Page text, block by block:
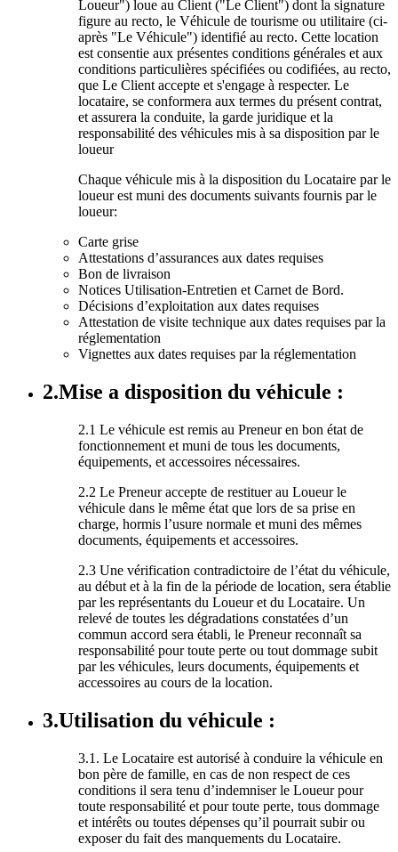
Loueur") loue au Client ("Le Client") dont la signature
figure au recto, le Véhicule de tourisme ou utilitaire (ci-
après "Le Véhicule") identifié au recto. Cette location
est consentie aux présentes conditions générales et aux
conditions particulières spécifiées ou codifiées, au recto,
que Le Client accepte et s'engage à respecter. Le
locataire, se conformera aux termes du présent contrat,
et assurera la conduite, la garde juridique et la
responsabilité des véhicules mis à sa disposition par le
loueur
Chaque véhicule mis à la disposition du Locataire par le
loueur est muni des documents suivants fournis par le
loueur:
Carte grise
Attestations d’assurances aux dates requises
Bon de livraison
Notices Utilisation-Entretien et Carnet de Bord.
Décisions d’exploitation aux dates requises
Attestation de visite technique aux dates requises par la
réglementation
Vignettes aux dates requises par la réglementation
2.Mise a disposition du véhicule :
2.1 Le véhicule est remis au Preneur en bon état de
fonctionnement et muni de tous les documents,
équipements, et accessoires nécessaires.
2.2 Le Preneur accepte de restituer au Loueur le
véhicule dans le même état que lors de sa prise en
charge, hormis l’usure normale et muni des mêmes
documents, équipements et accessoires.
2.3 Une vérification contradictoire de l’état du véhicule,
au début et à la fin de la période de location, sera établie
par les représentants du Loueur et du Locataire. Un
relevé de toutes les dégradations constatées d’un
commun accord sera établi, le Preneur reconnaît sa
responsabilité pour toute perte ou tout dommage subit
par les véhicules, leurs documents, équipements et
accessoires au cours de la location.
3.Utilisation du véhicule :
3.1. Le Locataire est autorisé à conduire la véhicule en
bon père de famille, en cas de non respect de ces
conditions il sera tenu d’indemniser le Loueur pour
toute responsabilité et pour toute perte, tous dommage
et intérêts ou toutes dépenses qu’il pourrait subir ou
exposer du fait des manquements du Locataire.